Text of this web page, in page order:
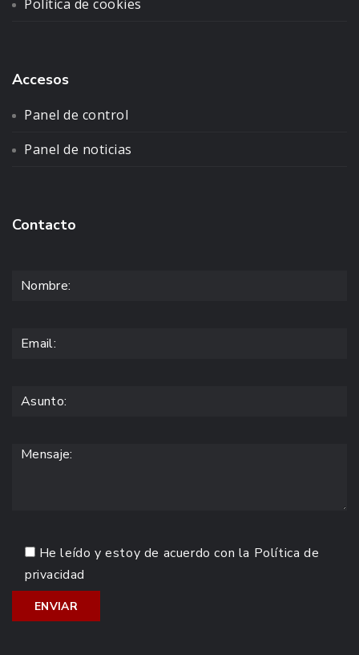
Política de cookies
Accesos
Panel de control
Panel de noticias
Contacto
He leído y estoy de acuerdo con la Política de
privacidad